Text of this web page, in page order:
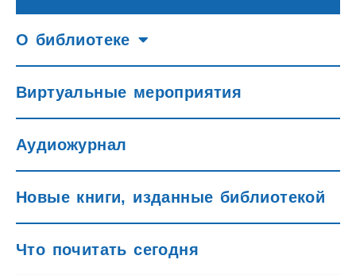
О библиотеке
Виртуальные мероприятия
Аудиожурнал
Новые книги, изданные библиотекой
Что почитать сегодня